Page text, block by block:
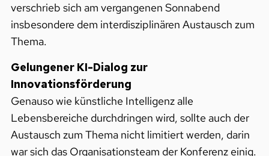
verschrieb sich am vergangenen Sonnabend
insbesondere dem interdisziplinären Austausch zum
Thema.
Gelungener KI-Dialog zur
Innovationsförderung
Genauso wie künstliche Intelligenz alle
Lebensbereiche durchdringen wird, sollte auch der
Austausch zum Thema nicht limitiert werden, darin
war sich das Organisationsteam der Konferenz einig.